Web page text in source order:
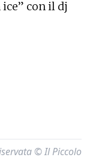
ice” con il dj
© Il Piccolo